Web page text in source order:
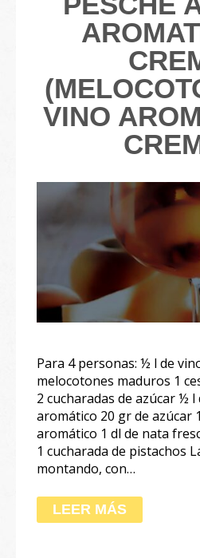
VINO
Para 4 personas: ½ l de
melocotones maduros 1
2 cucharadas de azúcar ½
aromático 20 gr de azúcar
aromático 1 dl de nata
1 cucharada de pistachos
montando, con…
LEER MÁS